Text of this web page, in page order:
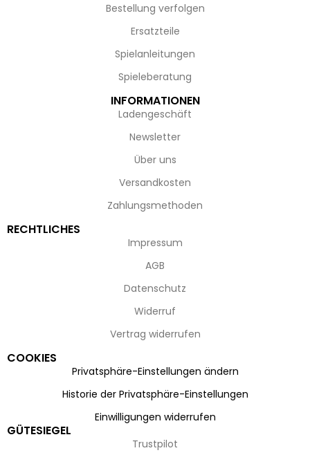
Bestellung verfolgen
Ersatzteile
Spielanleitungen
Spieleberatung
INFORMATIONEN
Ladengeschäft
Newsletter
Über uns
Versandkosten
Zahlungsmethoden
RECHTLICHES
Impressum
AGB
Datenschutz
Widerruf
Vertrag widerrufen
COOKIES
Privatsphäre-Einstellungen ändern
Historie der Privatsphäre-Einstellungen
Einwilligungen widerrufen
GÜTESIEGEL
Trustpilot